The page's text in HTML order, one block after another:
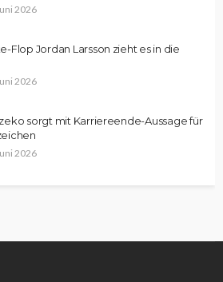
2026
Flop Jordan Larsson zieht es in die
2026
sorgt mit Karriereende-Aussage für
2026